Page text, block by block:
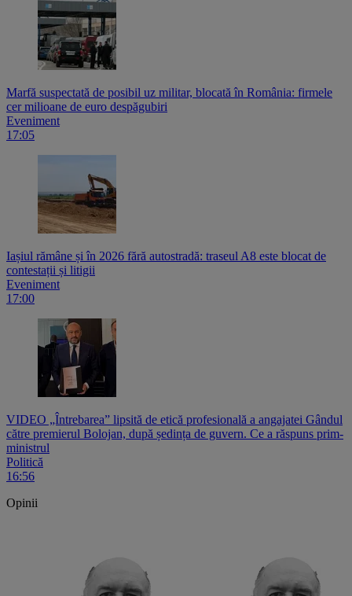
Marfă suspectată de posibil uz militar, blocată în România: firmele
cer milioane de euro despăgubiri
Eveniment
17:05
Iașiul rămâne și în 2026 fără autostradă: traseul A8 este blocat de
contestații și litigii
Eveniment
17:00
VIDEO „Întrebarea” lipsită de etică profesională a angajatei Gândul
către premierul Bolojan, după ședința de guvern. Ce a răspuns prim-
ministrul
Politică
16:56
Opinii